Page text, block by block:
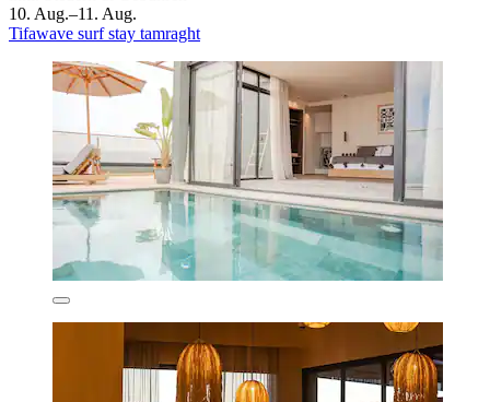
10. Aug.–11. Aug.
Tifawave surf stay tamraght